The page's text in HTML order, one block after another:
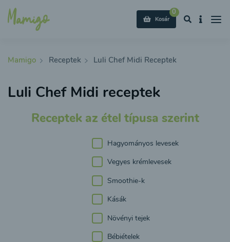
0
Kosár
Mamigo Receptek Luli Chef Midi Receptek
Luli Chef Midi receptek
Receptek az étel típusa szerint
Hagyományos levesek
Vegyes krémlevesek
Smoothie-k
Kásák
Növényi tejek
Bébiételek